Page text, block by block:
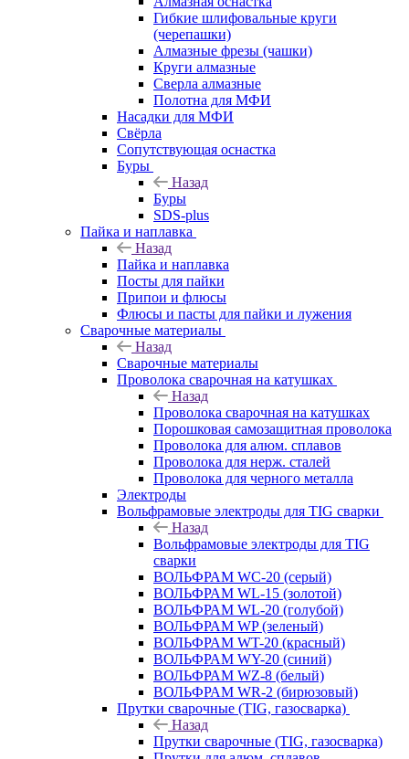
Гибкие шлифовальные круги
(черепашки)
Алмазные фрезы (чашки)
Круги алмазные
Сверла алмазные
Полотна для МФИ
Насадки для МФИ
Свёрла
Сопутствующая оснастка
Буры
Назад
Буры
SDS-plus
Пайка и наплавка
Назад
Пайка и наплавка
Посты для пайки
Припои и флюсы
Флюсы и пасты для пайки и лужения
Сварочные материалы
Назад
Сварочные материалы
Проволока сварочная на катушках
Назад
Проволока сварочная на катушках
Порошковая самозащитная проволока
Проволока для алюм. сплавов
Проволока для нерж. сталей
Проволока для черного металла
Электроды
Вольфрамовые электроды для TIG сварки
Назад
Вольфрамовые электроды для TIG
сварки
ВОЛЬФРАМ WC-20 (серый)
ВОЛЬФРАМ WL-15 (золотой)
ВОЛЬФРАМ WL-20 (голубой)
ВОЛЬФРАМ WP (зеленый)
ВОЛЬФРАМ WT-20 (красный)
ВОЛЬФРАМ WY-20 (синий)
ВОЛЬФРАМ WZ-8 (белый)
ВОЛЬФРАМ WR-2 (бирюзовый)
Прутки сварочные (TIG, газосварка)
Назад
Прутки сварочные (TIG, газосварка)